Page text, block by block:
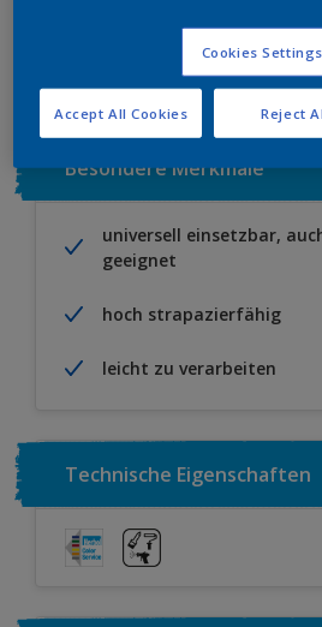
Zu Projekt hinzufügen
Besondere Merkmale
universell einsetzbar,
geeignet
hoch strapazierfähig
leicht zu verarbeiten
Technische Eigenschaften
Cookies Settings
Reject
Accept All Cookies